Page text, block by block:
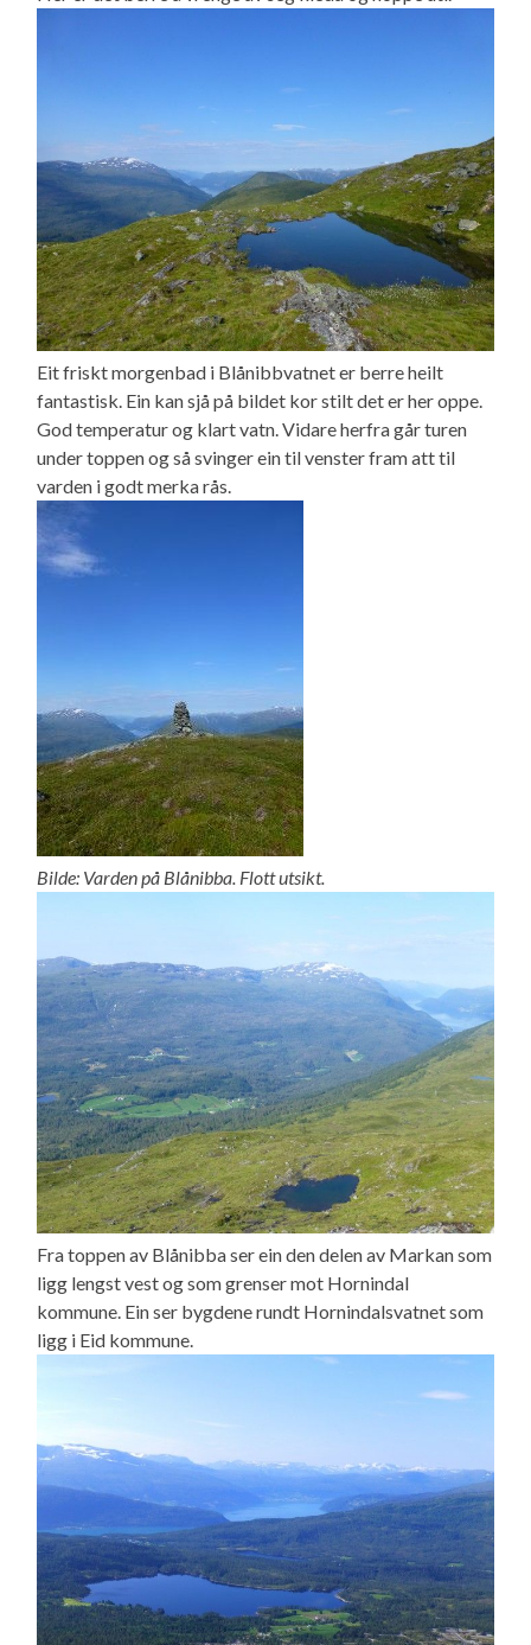
Eit friskt morgenbad i Blånibbvatnet er berre heilt
fantastisk. Ein kan sjå på bildet kor stilt det er her oppe.
God temperatur og klart vatn. Vidare herfra går turen
under toppen og så svinger ein til venster fram att til
varden i godt merka rås.
Bilde: Varden på Blånibba. Flott utsikt.
Fra toppen av Blånibba ser ein den delen av Markan som
ligg lengst vest og som grenser mot Hornindal
kommune. Ein ser bygdene rundt Hornindalsvatnet som
ligg i Eid kommune.